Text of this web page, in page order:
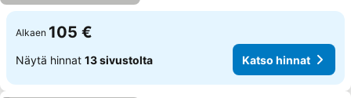
Alkaen 105 €
Näytä hinnat 13 sivustolta Katso hinnat